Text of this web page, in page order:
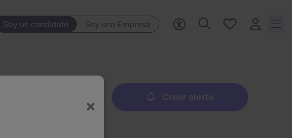
Soy un candidato Soy una Empresa
Ofertas
Crear alerta
×